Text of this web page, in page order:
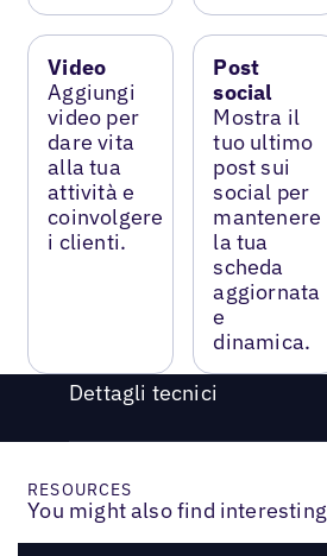
Video
Aggiungi
video per
dare vita
alla tua
attività e
coinvolgere
i clienti.
Post
social
Mostra il
tuo ultimo
post sui
social per
mantenere
la tua
scheda
aggiornata
e
dinamica.
Dettagli tecnici
RESOURCES
You might also find interesting